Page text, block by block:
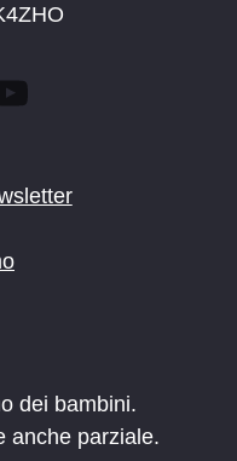
dei bambini.
anche parziale.